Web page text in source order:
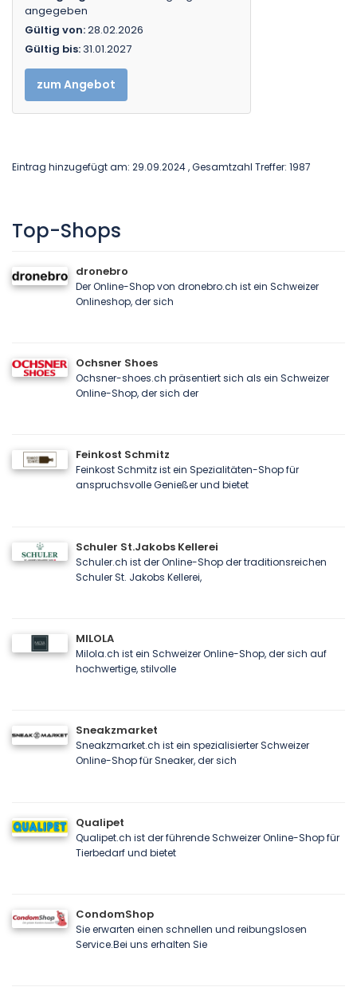
angegeben
Gültig von:28.02.2026
Gültig bis:31.01.2027
zum Angebot
Eintrag hinzugefügt am: 29.09.2024 , Gesamtzahl Treffer: 1987
Top-Shops
dronebro
Der Online-Shop von dronebro.ch ist ein Schweizer
Onlineshop, der sich
Ochsner Shoes
Ochsner-shoes.ch präsentiert sich als ein Schweizer
Online-Shop, der sich der
Feinkost Schmitz
Feinkost Schmitz ist ein Spezialitäten-Shop für
anspruchsvolle Genießer und bietet
Schuler St.Jakobs Kellerei
Schuler.ch ist der Online-Shop der traditionsreichen
Schuler St. Jakobs Kellerei,
MILOLA
Milola.ch ist ein Schweizer Online-Shop, der sich auf
hochwertige, stilvolle
Sneakzmarket
Sneakzmarket.ch ist ein spezialisierter Schweizer
Online-Shop für Sneaker, der sich
Qualipet
Qualipet.ch ist der führende Schweizer Online-Shop für
Tierbedarf und bietet
CondomShop
Sie erwarten einen schnellen und reibungslosen
Service.Bei uns erhalten Sie